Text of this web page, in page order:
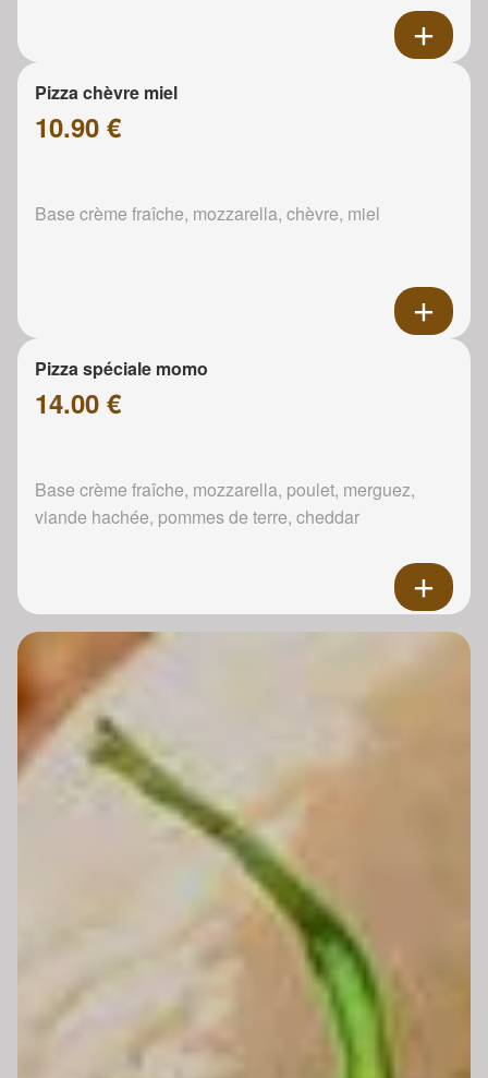
Pizza chèvre miel
10.90 €
Base crème fraîche, mozzarella, chèvre, miel
Pizza spéciale momo
14.00 €
Base crème fraîche, mozzarella, poulet, merguez,
viande hachée, pommes de terre, cheddar